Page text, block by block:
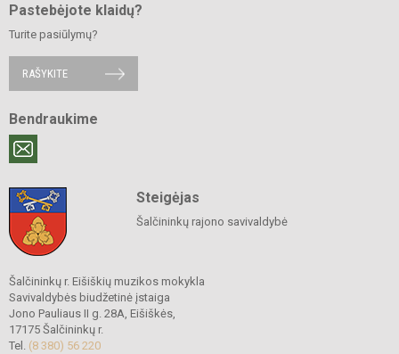
Pastebėjote klaidų?
Turite pasiūlymų?
RAŠYKITE
Bendraukime
Steigėjas
Šalčininkų rajono savivaldybė
Šalčininkų r. Eišiškių muzikos mokykla
Savivaldybės biudžetinė įstaiga
Jono Pauliaus II g. 28A, Eišiškės,
17175 Šalčininkų r.
Tel. (8 380) 56 220